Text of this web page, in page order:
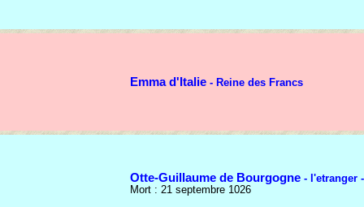
Emma d'Italie - Reine des Francs
Otte-Guillaume de Bourgogne - l'etranger
Mort : 21 septembre 1026